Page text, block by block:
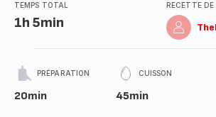
TEMPS TOTAL
1h 5min
RECETTE DE
PRÉPARATION
20min
CUISSON
45min